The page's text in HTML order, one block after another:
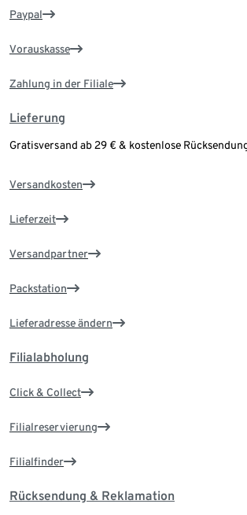
Paypal
Vorauskasse
Zahlung in der Filiale
Lieferung
Gratisversand ab 29 € & kostenlose
Versandkosten
Lieferzeit
Versandpartner
Packstation
Lieferadresse ändern
Filialabholung
Click & Collect
Filialreservierung
Filialfinder
Rücksendung & Reklamation